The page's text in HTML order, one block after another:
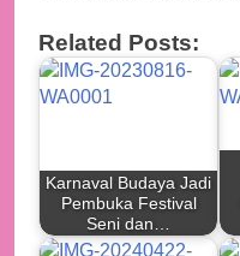
Related Posts:
Karnaval Budaya Jadi
Pembuka Festival
Seni dan…